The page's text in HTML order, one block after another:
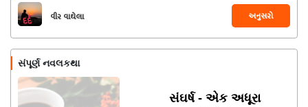
વીર વાઘેલા અનુસરો
સંપૂર્ણ નવલકથા
સંઘર્ષ - એક અધૂરા